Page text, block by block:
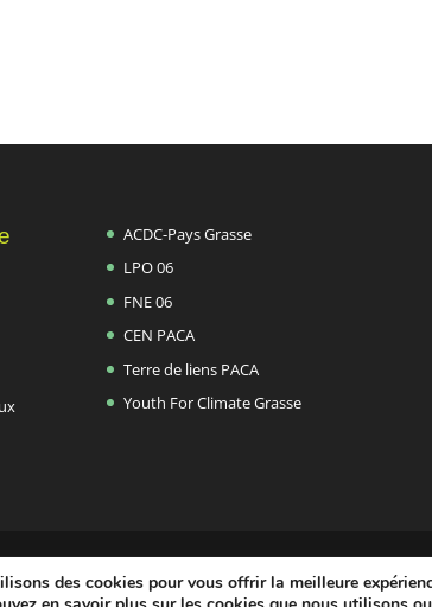
ACDC-Pays Grasse
LPO 06
FNE 06
CEN PACA
Terre de liens PACA
Youth For Climate Grasse
2026 -
confidentialité
des cookies pour vous offrir la meilleure